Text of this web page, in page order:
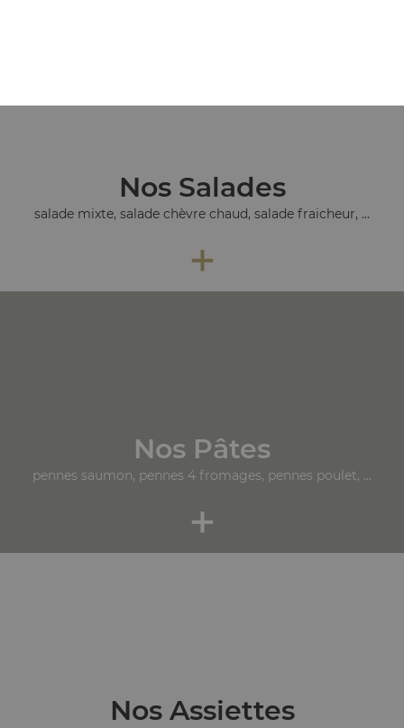
Nos Salades
salade mixte, salade chèvre chaud, salade fraicheur, ...
+
Nos Pâtes
pennes saumon, pennes 4 fromages, pennes poulet, ...
+
Nos Assiettes